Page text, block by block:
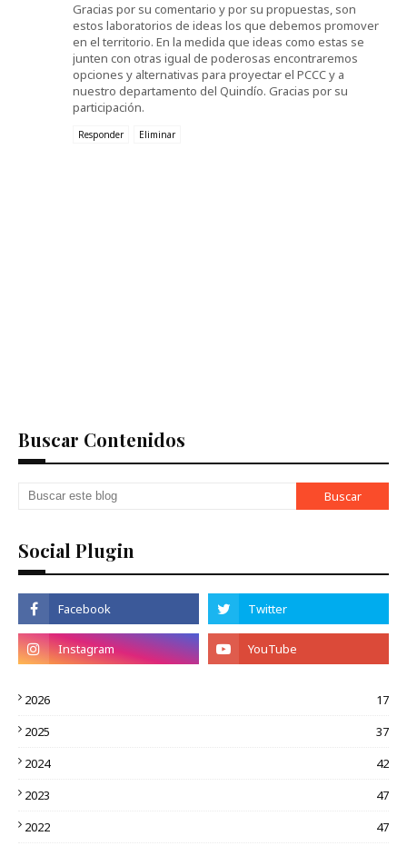
Gracias por su comentario y por su propuestas, son
estos laboratorios de ideas los que debemos promover
en el territorio. En la medida que ideas como estas se
junten con otras igual de poderosas encontraremos
opciones y alternativas para proyectar el PCCC y a
nuestro departamento del Quindío. Gracias por su
participación.
Responder Eliminar
Buscar Contenidos
Social Plugin
2026
17
2025
37
2024
42
2023
47
2022
47